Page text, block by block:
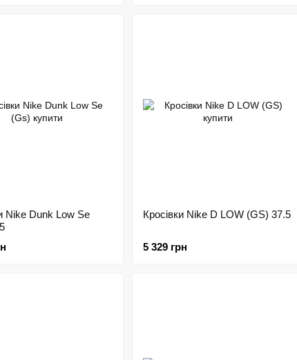
Nike Dunk Low Se
Кросівки Nike D LOW (GS) 37.5
5 329 грн